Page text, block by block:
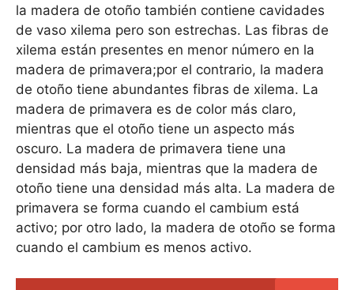
la madera de otoño también contiene cavidades
de vaso xilema pero son estrechas. Las fibras de
xilema están presentes en menor número en la
madera de primavera;por el contrario, la madera
de otoño tiene abundantes fibras de xilema. La
madera de primavera es de color más claro,
mientras que el otoño tiene un aspecto más
oscuro. La madera de primavera tiene una
densidad más baja, mientras que la madera de
otoño tiene una densidad más alta. La madera de
primavera se forma cuando el cambium está
activo; por otro lado, la madera de otoño se forma
cuando el cambium es menos activo.